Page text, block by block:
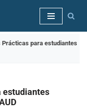
Prácticas para estudiantes
estudiantes